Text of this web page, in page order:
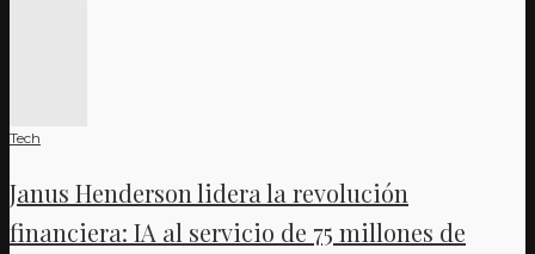
Tech
Janus Henderson lidera la revolución
financiera: IA al servicio de 75 millones de